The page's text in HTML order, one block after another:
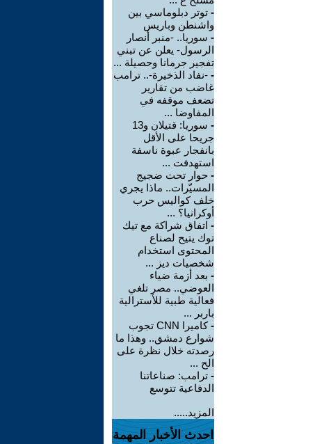
- توتر دبلوماسي بين
واشنطن وباريس
- سوريا.. -منبر أنصار
الرسول- يعلن عن تبني
تفجير جرمانا وحصيلة ...
- -نفاد الذخيرة-.. ترامب
غاضب من تقارير
تضعف موقفه في
المفاوضا ...
-
سوريا: قتيلان و13
جريحا على الأقل
بانفجار عبوة ناسفة
استهدفت ...
- حوار تحت ضجيج
المسيّرات.. ماذا يجري
خلف كواليس حرب
أوكرانيا؟ ...
- اتفاق شراكة مع تيك
توك يتيح لصناع
المحتوى استخدام
شخصيات ديز ...
- بعد أزمة ضياء
العوضي.. مصر تلغي
فعالية طبية للأسترالية
باربر ...
-
كاميرا CNN تجوب
شوارع دمشق.. وهذا ما
رصدته خلال نظرة على
الح ...
- ترامب: صناعاتنا
الدفاعية تتوسع
المزيد.....
احدث الأخبار المهمة